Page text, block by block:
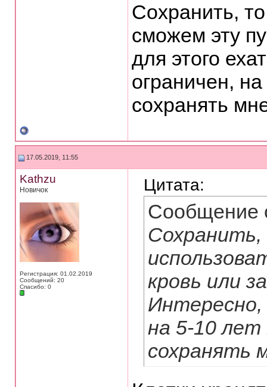
Сохранить,
сможем эту
для этого
ограничен,
сохранять
17.05.2019, 11:55
Kathzu
Новичок
Регистрация: 01.02.2019
Сообщений: 20
Спасибо: 0
Цитата:
Сообщение
Сохранить,
кровь или
Интересно,
на 5-10
сохранять